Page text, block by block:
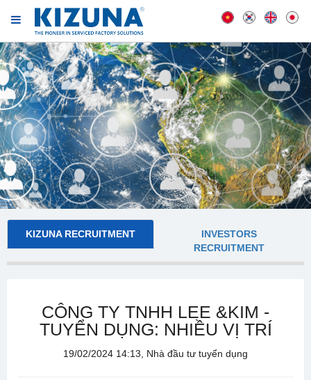
KIZUNA RECRUITMENT
INVESTORS
RECRUITMENT
CÔNG TY TNHH LEE &KIM -
TUYỂN DỤNG: NHIỀU VỊ TRÍ
19/02/2024 14:13, Nhà đầu tư tuyển dụng